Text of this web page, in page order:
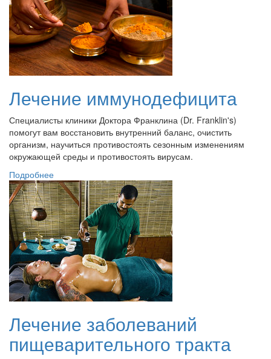
Лечение иммунодефицита
Специалисты клиники Доктора Франклина (Dr. Franklin's)
помогут вам восстановить внутренний баланс, очистить
организм, научиться противостоять сезонным изменениям
окружающей среды и противостоять вирусам.
Подробнее
Лечение заболеваний
пищеварительного тракта